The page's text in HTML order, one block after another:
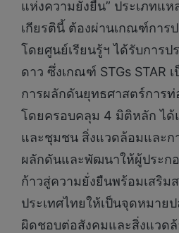
แห่งความยั่งยืน” ประเภทแห
เกียรตินี้ ต้องผ่านเกณฑ์การป
โดยศูนย์เรียนรู้ฯ ได้รับการป
ดาว ซึ่งเกณฑ์ STGs STAR
การผลักดันยุทธศาสตร์การท่
โดยครอบคลุม 4 มิติหลัก ได้
และชุมชน สิ่งแวดล้อมและก
ผลักดันและพัฒนาให้ผู้ประกอ
ก้าวสู่ความยั่งยืนพร้อมเสริม
ประเทศไทยให้เป็นจุดหมาย
ผิดชอบต่อสังคมและสิ่งแวด